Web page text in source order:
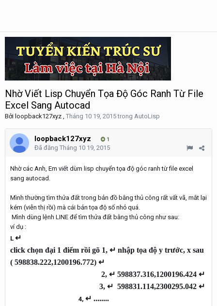
Nhờ Viết Lisp Chuyển Tọa Độ Góc Ranh Từ File
Excel Sang Autocad
Bởi loopback127xyz , Tháng 10 19, 2015trong AutoLisp
loopback127xyz 1
Đã đăng Tháng 10 19, 2015
Nhờ các Anh, Em viết dùm lisp chuyển tọa độ góc ranh từ file excel
sang autocad.
Mình thường tìm thửa đất trong bản đồ bằng thủ công rất vất vã, mắt lại
kém (viễn thị rồi) mà cái bản tọa độ số nhỏ quá.
Mình dùng lệnh LINE để tìm thửa đất bằng thủ công như sau:
ví dụ :
L ↵
click chọn đại 1 điểm rồi gõ 1, ↵ nhập tọa độ y trước, x sau
( 598838.222,1200196.772) ↵
2, ↵ 598837.316,1200196.424 ↵
3, ↵ 598831.114,2300295.042 ↵
4, ↵ ........